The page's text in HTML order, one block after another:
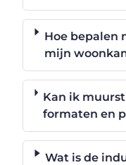
Hoe bepalen
mijn
Kan ik
formaten en
Wat is de